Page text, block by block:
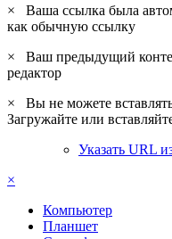
×
Ваша ссылка была
как обычную ссылку
×
Ваш предыдущий
редактор
×
Вы не можете
Загружайте или
Указать URL
×
Компьютер
Планшет